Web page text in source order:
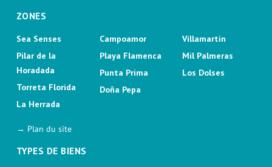
ZONES
Sea Senses
Pilar de la
Horadada
Torreta Florida
La Herrada
Campoamor
Playa Flamenca
Punta Prima
Doña Pepa
Villamartin
Mil Palmeras
Los Dolses
→ Plan du site
TYPES DE BIENS